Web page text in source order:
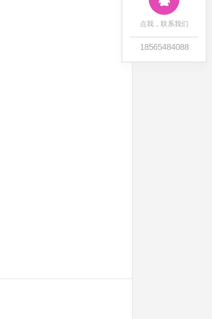
点我，联系我们
18565484088